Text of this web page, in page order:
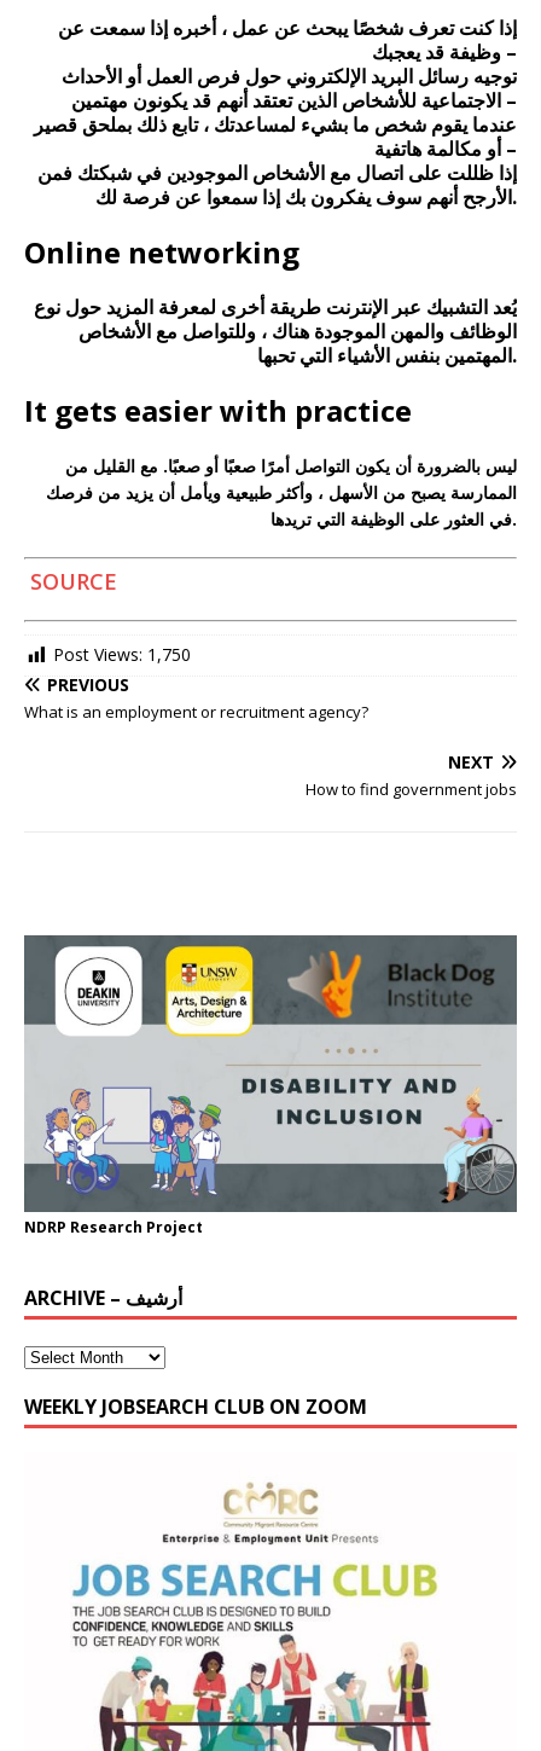
إذا كنت تعرف شخصًا يبحث عن عمل ، أخبره إذا سمعت عن
وظيفة قد يعجبك –
توجيه رسائل البريد الإلكتروني حول فرص العمل أو الأحداث
الاجتماعية للأشخاص الذين تعتقد أنهم قد يكونون مهتمين –
عندما يقوم شخص ما بشيء لمساعدتك ، تابع ذلك بملحق قصير
أو مكالمة هاتفية –
إذا ظللت على اتصال مع الأشخاص الموجودين في شبكتك فمن
الأرجح أنهم سوف يفكرون بك إذا سمعوا عن فرصة لك.
Online networking
يُعد التشبيك عبر الإنترنت طريقة أخرى لمعرفة المزيد حول نوع
الوظائف والمهن الموجودة هناك ، وللتواصل مع الأشخاص
المهتمين بنفس الأشياء التي تحبها.
It gets easier with practice
ليس بالضرورة أن يكون التواصل أمرًا صعبًا أو صعبًا. مع القليل من
الممارسة يصبح من الأسهل ، وأكثر طبيعية ويأمل أن يزيد من فرصك
في العثور على الوظيفة التي تريدها.
SOURCE
Post Views: 1,750
PREVIOUS
What is an employment or recruitment agency?
NEXT
How to find government jobs
NDRP Research Project
ARCHIVE – أرشيف
WEEKLY JOBSEARCH CLUB ON ZOOM